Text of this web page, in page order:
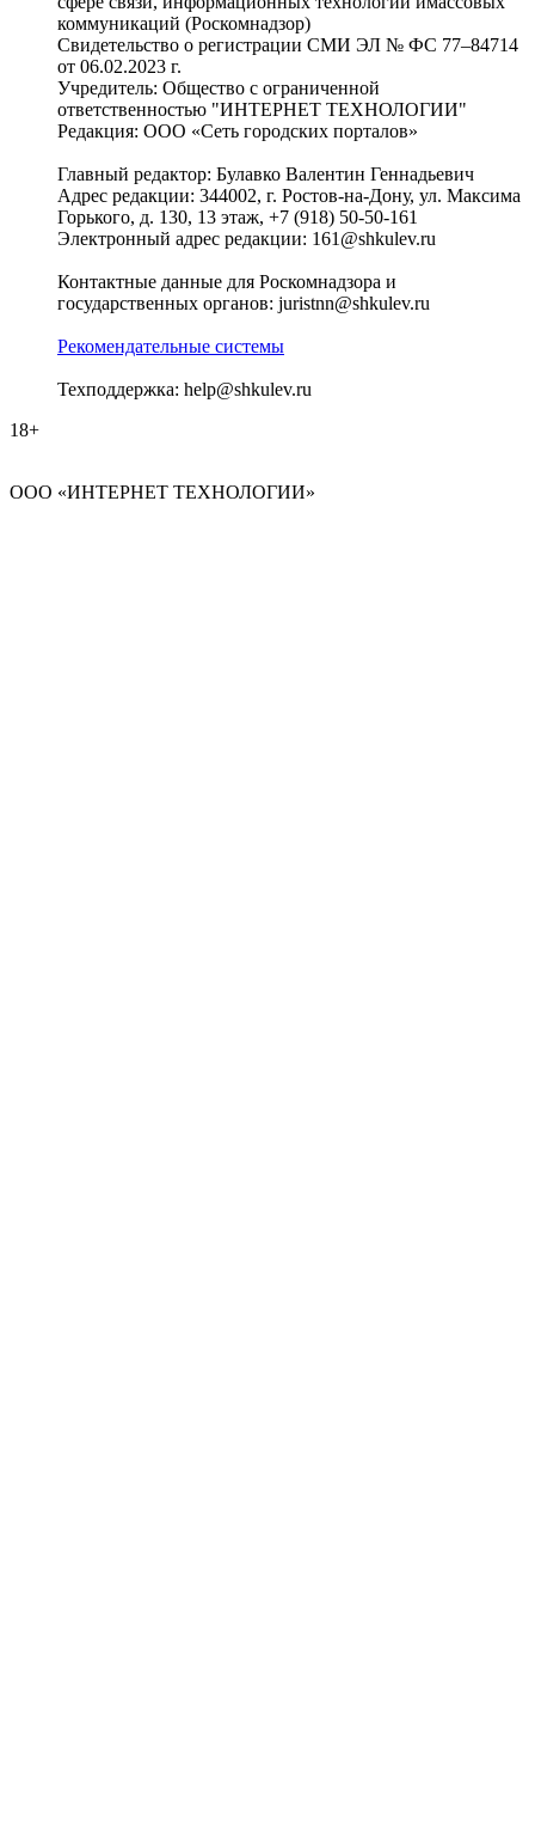
коммуникаций (Роскомнадзор)
Свидетельство о регистрации СМИ ЭЛ № ФС 77–84714
от 06.02.2023 г.
Учредитель: Общество с ограниченной
ответственностью "ИНТЕРНЕТ ТЕХНОЛОГИИ"
Редакция: ООО «Сеть городских порталов»
Главный редактор: Булавко Валентин Геннадьевич
Адрес редакции: 344002, г. Ростов-на-Дону, ул. Максима
Горького, д. 130, 13 этаж, +7 (918) 50-50-161
Электронный адрес редакции: 161@shkulev.ru
Контактные данные для Роскомнадзора и
государственных органов: juristnn@shkulev.ru
Рекомендательные системы
Техподдержка: help@shkulev.ru
18+
ООО «ИНТЕРНЕТ ТЕХНОЛОГИИ»